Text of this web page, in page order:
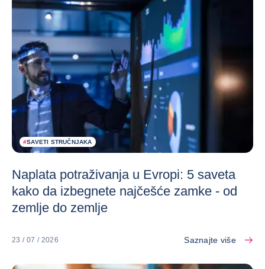
#SAVETI STRUČNJAKA
Naplata potraživanja u Evropi: 5 saveta
kako da izbegnete najčešće zamke - od
zemlje do zemlje
23 / 07 / 2026 Saznajte više